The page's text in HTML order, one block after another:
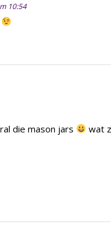
10:54
die mason jars
wat